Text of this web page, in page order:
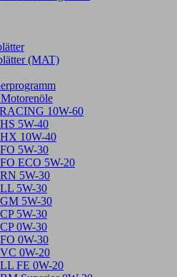
(MAT)
10W-60
5W-40
10W-40
5W-30
ECO 5W-20
5W-30
5W-30
5W-30
5W-30
0W-30
0W-30
0W-20
FE 0W-20